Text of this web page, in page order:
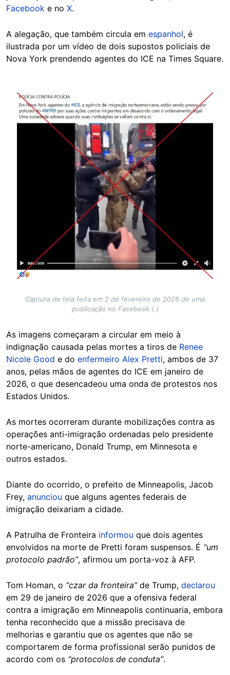
Facebook e no X.
A alegação, que também circula em espanhol, é
ilustrada por um vídeo de dois supostos policiais de
Nova York prendendo agentes do ICE na Times Square.
Image
Captura de tela feita em 2 de fevereiro de 2026 de uma
publicação no Facebook (.)
As imagens começaram a circular em meio à
indignação causada pelas mortes a tiros de Renee
Nicole Good e do enfermeiro Alex Pretti, ambos de 37
anos, pelas mãos de agentes do ICE em janeiro de
2026, o que desencadeou uma onda de protestos nos
Estados Unidos.
As mortes ocorreram durante mobilizações contra as
operações anti-imigração ordenadas pelo presidente
norte-americano, Donald Trump, em Minnesota e
outros estados.
Diante do ocorrido, o prefeito de Minneapolis, Jacob
Frey, anunciou que alguns agentes federais de
imigração deixariam a cidade.
A Patrulha de Fronteira informou que dois agentes
envolvidos na morte de Pretti foram suspensos. É “um
protocolo padrão”, afirmou um porta-voz à AFP.
Tom Homan, o “czar da fronteira”de Trump, declarou
em 29 de janeiro de 2026 que a ofensiva federal
contra a imigração em Minneapolis continuaria, embora
tenha reconhecido que a missão precisava de
melhorias e garantiu que os agentes que não se
comportarem de forma profissional serão punidos de
acordo com os “protocolos de conduta”.